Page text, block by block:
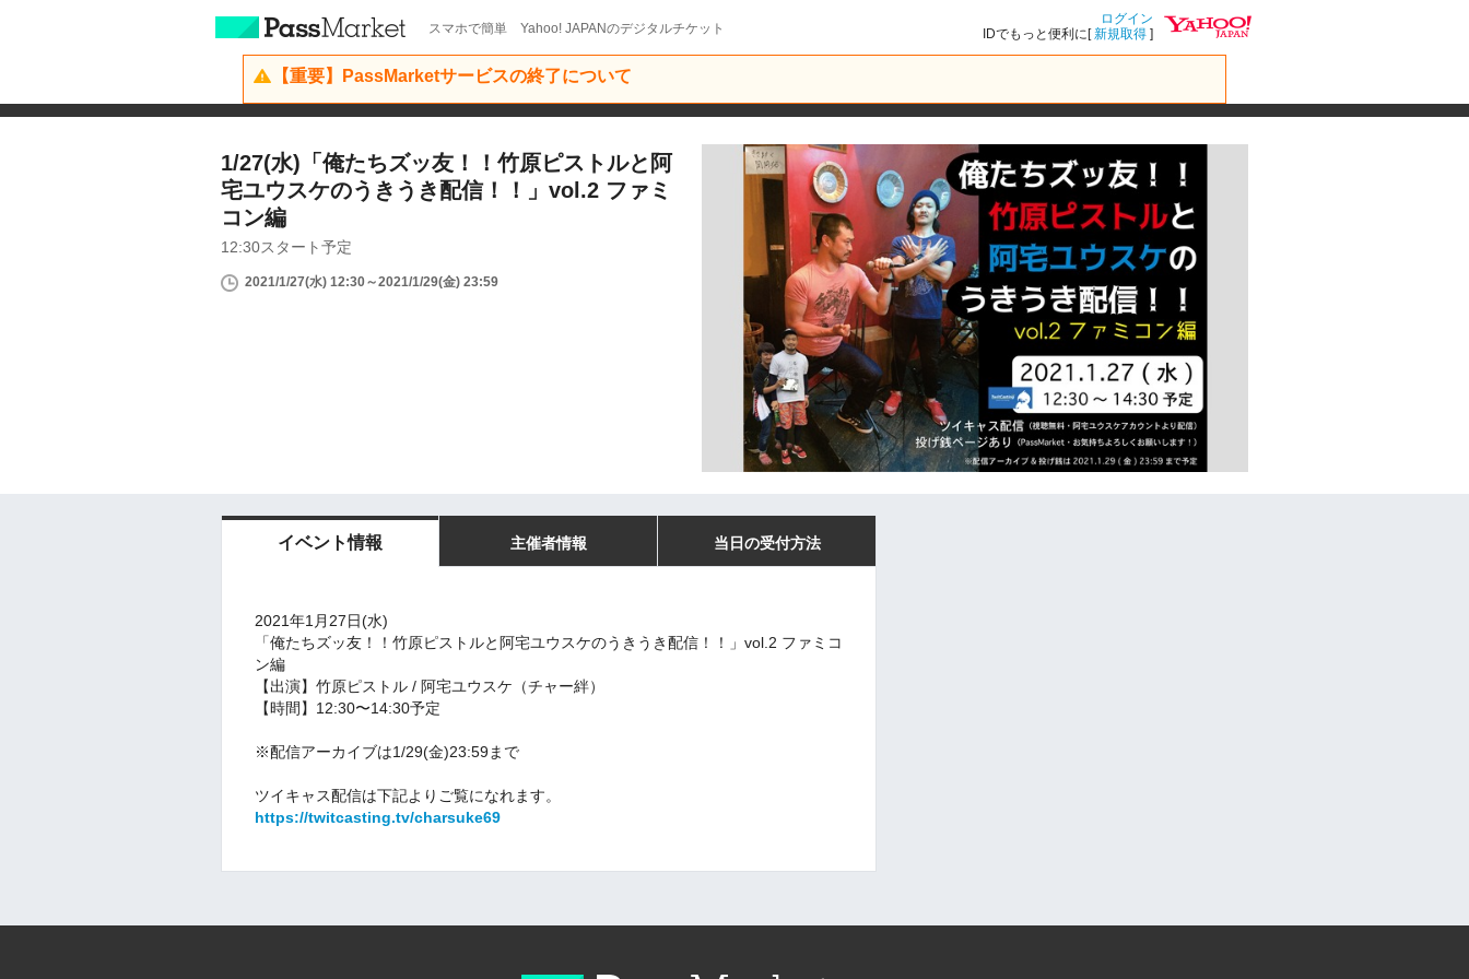
スマホで簡単 Yahoo! JAPANのデジタルチケット
ログイン
IDでもっと便利に[新規取得 ]
【重要】PassMarketサービスの終了について
1/27(水)「俺たちズッ友！！竹原ピストルと阿
宅ユウスケのうきうき配信！！」vol.2 ファミ
コン編
12:30スタート予定
2021/1/27(水) 12:30～2021/1/29(金) 23:59
イベント情報 主催者情報 当日の受付方法
2021年1月27日(水)
「俺たちズッ友！！竹原ピストルと阿宅ユウスケのうきうき配信！！」vol.2 ファミコ
ン編
【出演】竹原ピストル / 阿宅ユウスケ（チャー絆）
【時間】12:30〜14:30予定
※配信アーカイブは1/29(金)23:59まで
ツイキャス配信は下記よりご覧になれます。
https://twitcasting.tv/charsuke69